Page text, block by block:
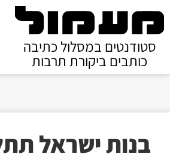
סטודנטים במסלול כתיבה
כותבים ביקורת תרבות
בנות ישראל